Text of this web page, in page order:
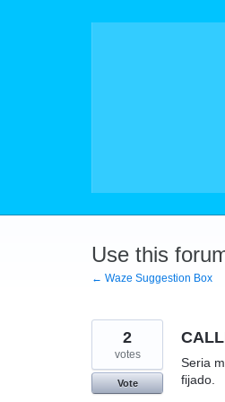
Use this
← Waze Suggestion Box
Seria
fijado.
2
votes
Vote